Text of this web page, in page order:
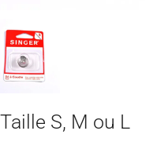
S, M ou L